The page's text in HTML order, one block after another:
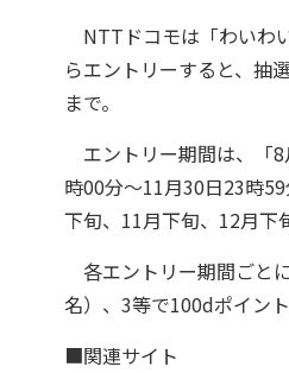
NTTドコモは「わいわ
らエントリーすると、抽
まで。
エントリー期間は、「
時00分～11月30日23時
下旬、11月下旬、12月下
各エントリー期間ごと
名）、3等で100dポイン
■関連サイト